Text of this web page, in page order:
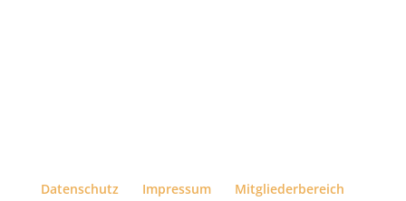
Datenschutz Impressum Mitgliederbereich